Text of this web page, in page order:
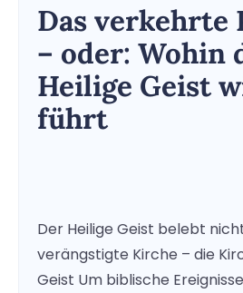
Das verkehrte
– oder: Wohin
Heilige Geist
führt
Der Heilige Geist belebt
verängstigte Kirche – die
Geist Um biblische